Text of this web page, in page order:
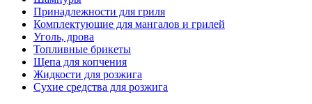
Принадлежности для гриля
Комплектующие для мангалов и грилей
Уголь, дрова
Топливные брикеты
Щепа для копчения
Жидкости для розжига
Сухие средства для розжига